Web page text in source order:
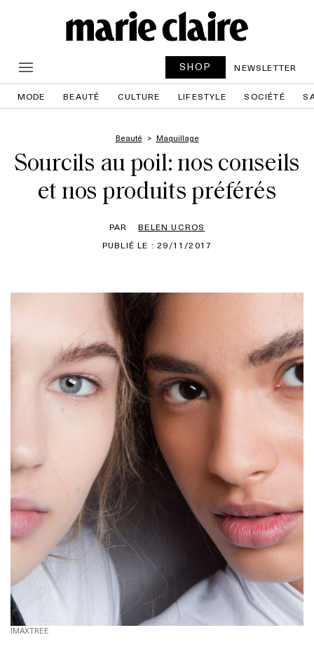
SHOP NEWSLETTER
MODE BEAUTÉ CULTURE LIFESTYLE SOCIÉTÉ
Beauté Maquillage
Sourcils au poil: nos conseils
et nos produits préférés
PAR
BELEN UCROS
PUBLIÉ LE : 29/11/2017
IMAXTREE